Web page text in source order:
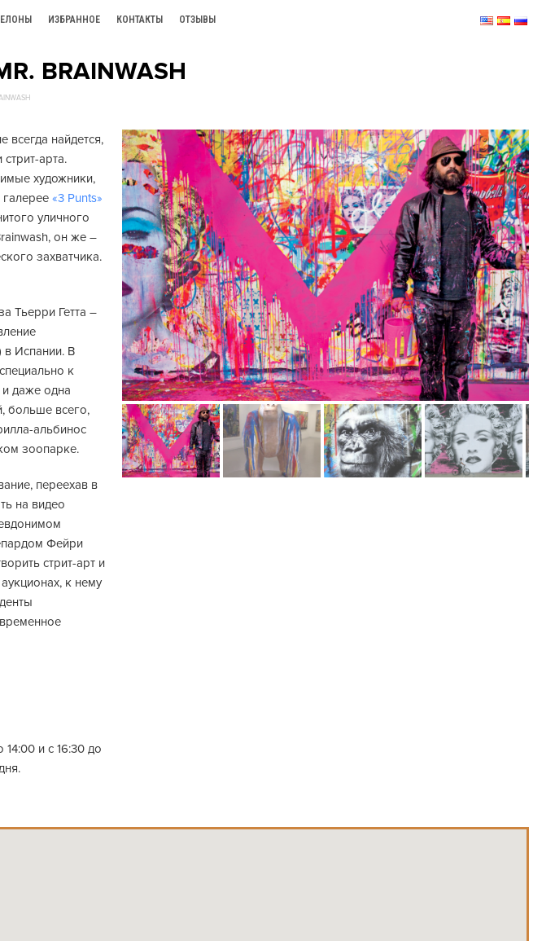
ИЗБРАННОЕ КОНТАКТЫ ОТЗЫВЫ
BRAINWASH
всегда найдется,
арта.
художники,
галерее«3 Punts»
уличного
он же –
захватчика.
Тьерри Гетта –
в Испании. В
к
и даже одна
больше всего,
альбинос
зоопарке.
переехав в
на видео
Фейри
стрит-арт и
к нему
14:00 и с 16:30 до